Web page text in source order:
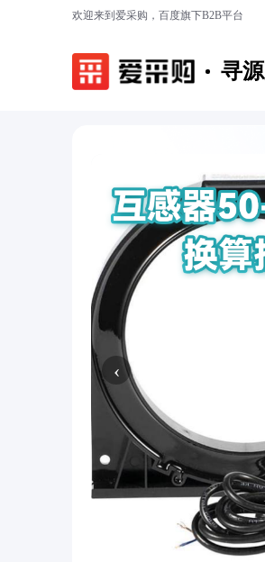
欢迎来到爱采购，百度旗下B2B平台
寻
‹